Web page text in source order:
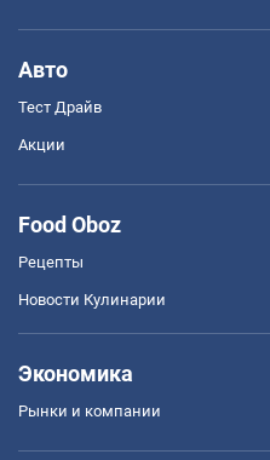
Авто
Тест Драйв
Акции
Food Oboz
Рецепты
Новости Кулинарии
Экономика
Рынки и компании